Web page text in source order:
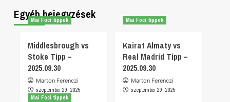
Egyéb bejegyzések
Mai Foci tippek
Middlesbrough vs
Stoke Tipp –
2025.09.30
Marton Ferenczi
szeptember 29, 2025
Mai Foci tippek
Kairat Almaty vs
Real Madrid Tipp –
2025.09.30
Marton Ferenczi
szeptember 29, 2025
Mai Foci tippek